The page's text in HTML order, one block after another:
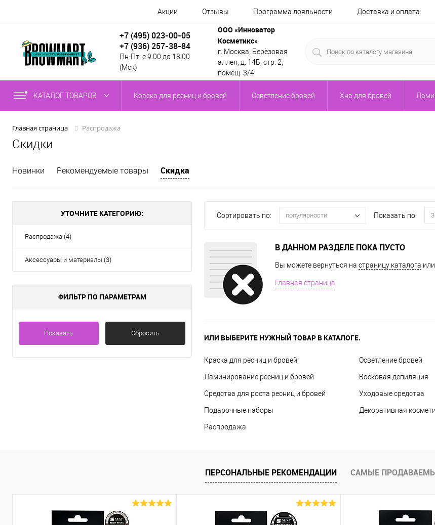
Акции Отзывы Программа лояльности Доставка и оплата
+7 (495) 023-00-05
+7 (936) 257-38-84
Пн-Пт: с 9:00 до 18:00
(Мск)
ООО «Инноватор
Косметикс»
г. Москва, Берёзовая
аллея, д. 14Б, стр. 2,
помещ. 3/4
КАТАЛОГ ТОВАРОВ Краска для ресниц и бровей Осветление бровей Хна для бровей
Главная страница Распродажа
Скидки
Новинки Рекомендуемые товары Скидка
УТОЧНИТЕ КАТЕГОРИЮ:
Распродажа (4)
Аксессуары и материалы (3)
ФИЛЬТР ПО ПАРАМЕТРАМ
Показать Сбросить
Сортировать по: популярности Показать по:
В ДАННОМ РАЗДЕЛЕ ПОКА ПУСТО
Вы можете вернуться на страницу каталога
Главная страница
ИЛИ ВЫБЕРИТЕ НУЖНЫЙ ТОВАР В КАТАЛОГЕ.
Краска для ресниц и бровей Осветление бровей
Ламинирование ресниц и бровей Восковая депиляция
Средства для роста ресниц и бровей Уходовые средства
Подарочные наборы Декоративная
Распродажа
ПЕРСОНАЛЬНЫЕ РЕКОМЕНДАЦИИ САМЫЕ